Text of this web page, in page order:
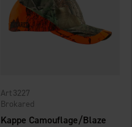
Kappe Camouflage/Blaze
Brokared
3227